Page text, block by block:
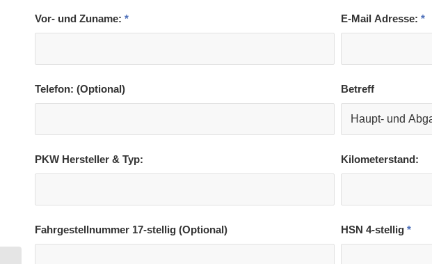
Vor- und Zuname: * E-Mail Adresse: *
Telefon: (Optional) Betreff
PKW Hersteller & Typ: Kilometerstand:
Fahrgestellnummer 17-stellig (Optional) HSN 4-stellig *